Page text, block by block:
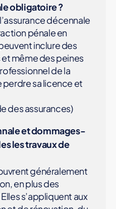
obligatoire ?
décennale
pénale en
inclure des
même des peines
de la
sa licence et
des assurances)
et dommages-
les travaux de
généralement
en plus des
s’appliquent aux